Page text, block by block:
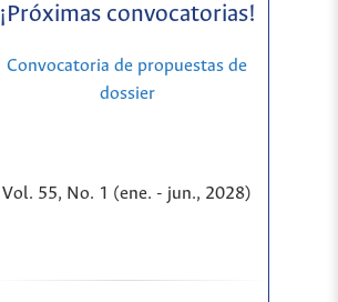
¡Próximas convocatorias!
Convocatoria de propuestas de
dossier
Vol. 55, No. 1 (ene. - jun., 2028)